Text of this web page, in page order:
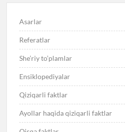
Asarlar
Referatlar
She’riy to’plamlar
Ensiklopediyalar
Qiziqarli faktlar
Ayollar haqida qiziqarli faktlar